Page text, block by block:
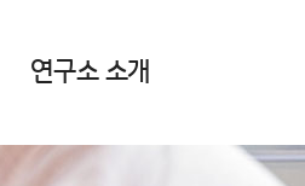
연구소 소개